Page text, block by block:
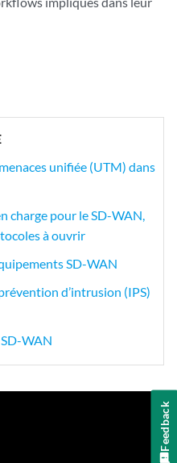
unifiée (UTM) dans
charge pour le SD-WAN,
à ouvrir
SD-WAN
d’intrusion (IPS)
WAN
Feedback